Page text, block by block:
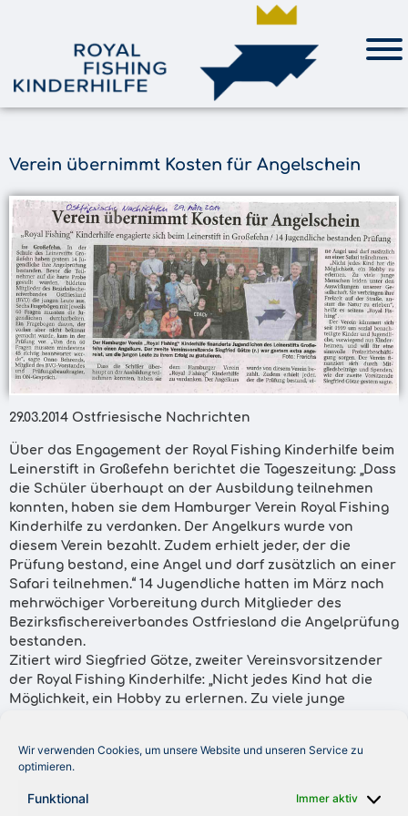
Wir verwenden Cookies, um unsere Website und unseren Service zu
optimieren.
Funktional Immer aktiv
Verein übernimmt Kosten für Angelschein
29.03.2014 Ostfriesische Nachrichten
Über das Engagement der Royal Fishing Kinderhilfe beim
Leinerstift in Großefehn berichtet die Tageszeitung: „Dass
die Schüler überhaupt an der Ausbildung teilnehmen
konnten, haben sie dem Hamburger Verein Royal Fishing
Kinderhilfe zu verdanken. Der Angelkurs wurde von
diesem Verein bezahlt. Zudem erhielt jeder, der die
Prüfung bestand, eine Angel und darf zusätzlich an einer
Safari teilnehmen.“ 14 Jugendliche hatten im März nach
mehrwöchiger Vorbereitung durch Mitglieder des
Bezirksfischereiverbandes Ostfriesland die Angelprüfung
bestanden.
Zitiert wird Siegfried Götze, zweiter Vereinsvorsitzender
der Royal Fishing Kinderhilfe: „Nicht jedes Kind hat die
Möglichkeit, ein Hobby zu erlernen. Zu viele junge
anstatt die Natur zu erleben.“ Die Ostfriesischen
Nachrichten berichten, dass sich die Kinderhilfe seit 1999
um sozial benachteiligte Kinder und Jugendliche